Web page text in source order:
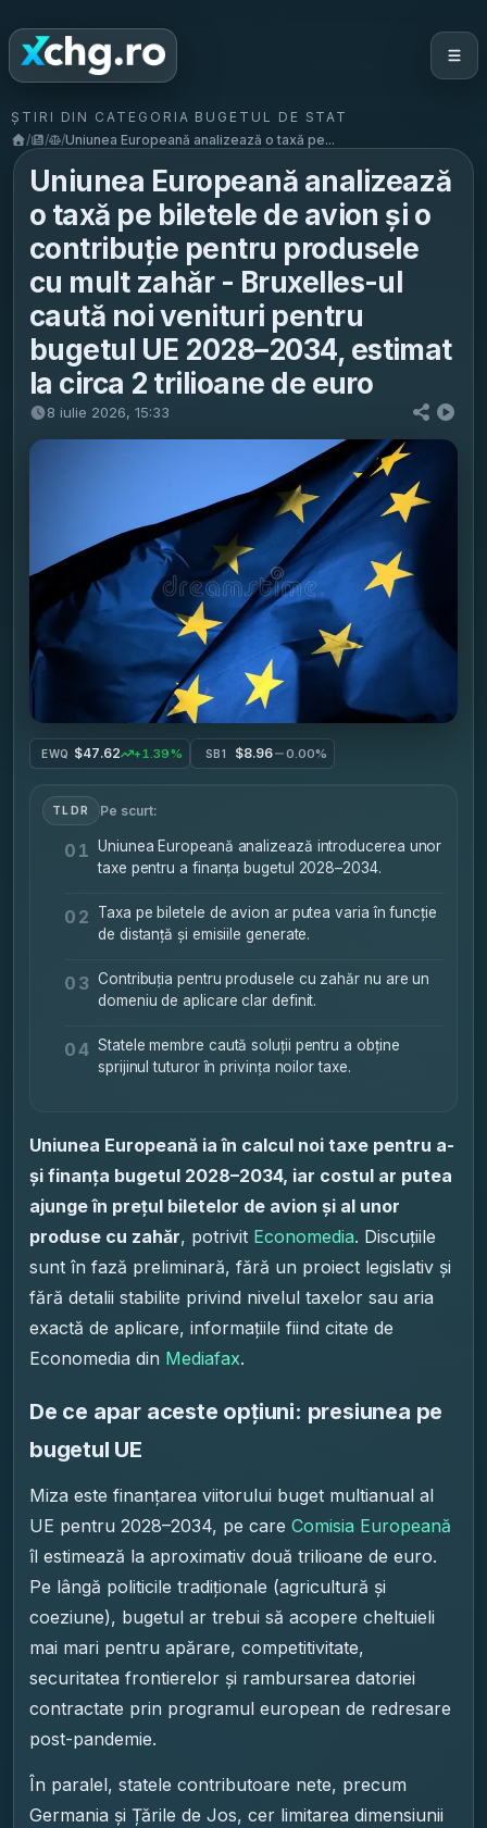
ȘTIRI DIN CATEGORIA BUGETUL DE STAT
/
/ /Uniunea Europeană analizează o taxă pe...
Uniunea Europeană analizează
o taxă pe biletele de avion și o
contribuție pentru produsele
cu mult zahăr - Bruxelles-ul
caută noi venituri pentru
bugetul UE 2028–2034, estimat
la circa 2 trilioane de euro
8 iulie 2026, 15:33
EWQ $47.62 +1.39% SB1 $8.96 0.00%
TLDR Pe scurt:
01 Uniunea Europeană analizează introducerea unor
taxe pentru a finanța bugetul 2028–2034.
02
Taxa pe biletele de avion ar putea varia în funcție
de distanță și emisiile generate.
03 Contribuția pentru produsele cu zahăr nu are un
domeniu de aplicare clar definit.
04 Statele membre caută soluții pentru a obține
sprijinul tuturor în privința noilor taxe.
Uniunea Europeană ia în calcul noi taxe pentru a-
și finanța bugetul 2028–2034, iar costul ar putea
ajunge în prețul biletelor de avion și al unor
produse cu zahăr, potrivit Economedia. Discuțiile
sunt în fază preliminară, fără un proiect legislativ și
fără detalii stabilite privind nivelul taxelor sau aria
exactă de aplicare, informațiile fiind citate de
Economedia din Mediafax.
De ce apar aceste opțiuni: presiunea pe
bugetul UE
Miza este finanțarea viitorului buget multianual al
UE pentru 2028–2034, pe care Comisia Europeană
îl estimează la aproximativ două trilioane de euro.
Pe lângă politicile tradiționale (agricultură și
coeziune), bugetul ar trebui să acopere cheltuieli
mai mari pentru apărare, competitivitate,
securitatea frontierelor și rambursarea datoriei
contractate prin programul european de redresare
post-pandemie.
În paralel, statele contributoare nete, precum
Germania și Țările de Jos, cer limitarea dimensiunii